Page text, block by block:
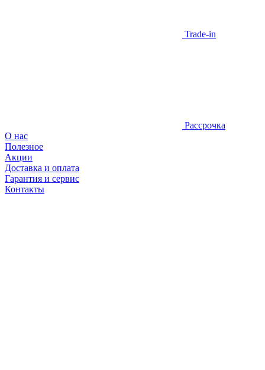
Trade-in
Рассрочка
О нас
Полезное
Акции
Доставка и оплата
Гарантия и сервис
Контакты